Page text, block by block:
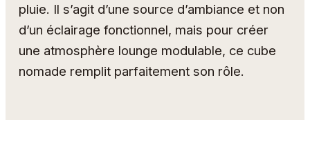
pluie. Il s’agit d’une source d’ambiance et non
d’un éclairage fonctionnel, mais pour créer
une atmosphère lounge modulable, ce cube
nomade remplit parfaitement son rôle.